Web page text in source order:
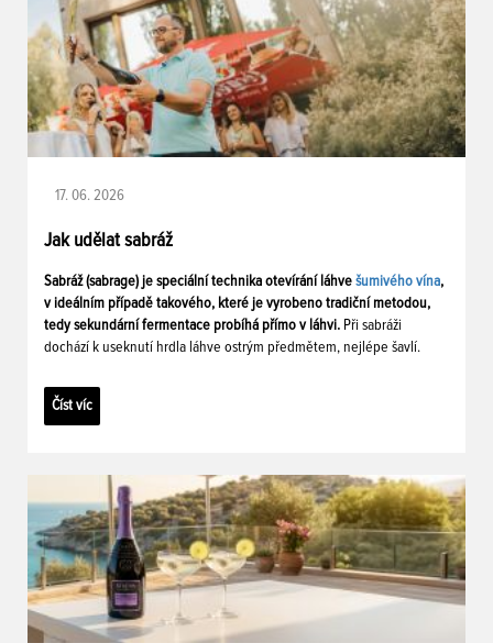
17. 06. 2026
Jak udělat sabráž
Sabráž (sabrage) je speciální technika otevírání láhve šumivého vína,
v ideálním případě takového, které je vyrobeno tradiční metodou,
tedy sekundární fermentace probíhá přímo v láhvi. Při sabráži
dochází k useknutí hrdla láhve ostrým předmětem, nejlépe šavlí.
Číst víc